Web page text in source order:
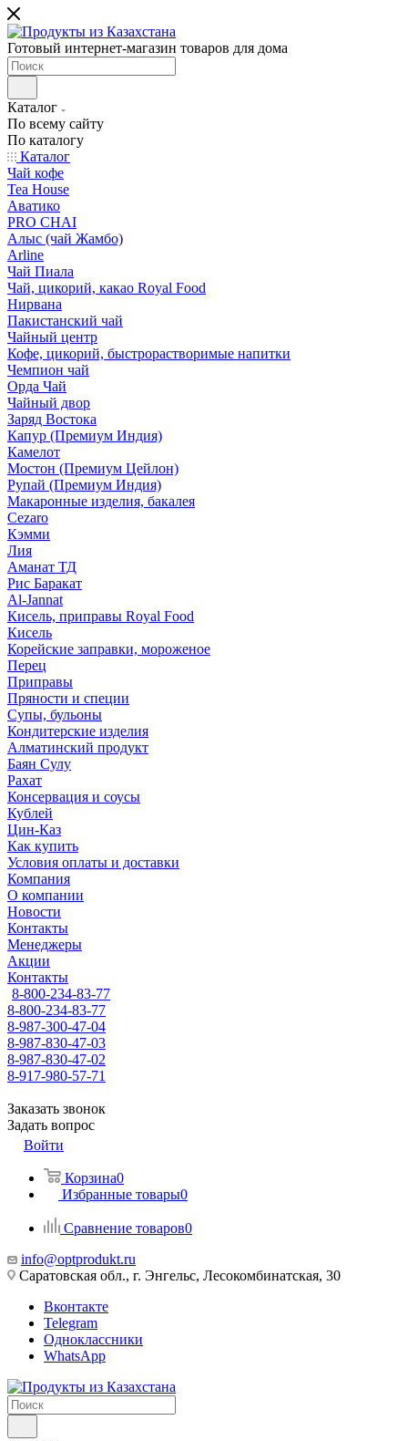
Готовый интернет-магазин товаров для дома
Каталог
По всему сайту
По каталогу
Каталог
Чай кофе
Tea House
Аватико
PRO CHAI
Алыс (чай Жамбо)
Arline
Чай Пиала
Чай, цикорий, какао Royal Food
Нирвана
Пакистанский чай
Чайный центр
Кофе, цикорий, быстрорастворимые напитки
Чемпион чай
Орда Чай
Чайный двор
Заряд Востока
Капур (Премиум Индия)
Камелот
Мостон (Премиум Цейлон)
Рупай (Премиум Индия)
Макаронные изделия, бакалея
Cezaro
Кэмми
Лия
Аманат ТД
Рис Баракат
Al-Jannat
Кисель, приправы Royal Food
Кисель
Корейские заправки, мороженое
Перец
Приправы
Пряности и специи
Супы, бульоны
Кондитерские изделия
Алматинский продукт
Баян Сулу
Рахат
Консервация и соусы
Кублей
Цин-Каз
Как купить
Условия оплаты и доставки
Компания
О компании
Новости
Контакты
Менеджеры
Акции
Контакты
8-800-234-83-77
8-800-234-83-77
8-987-300-47-04
8-987-830-47-03
8-987-830-47-02
8-917-980-57-71
Заказать звонок
Задать вопрос
Войти
Корзина0
Избранные товары0
Сравнение товаров0
info@optprodukt.ru
Саратовская обл., г. Энгельс, Лесокомбинатская, 30
Вконтакте
Telegram
Одноклассники
WhatsApp